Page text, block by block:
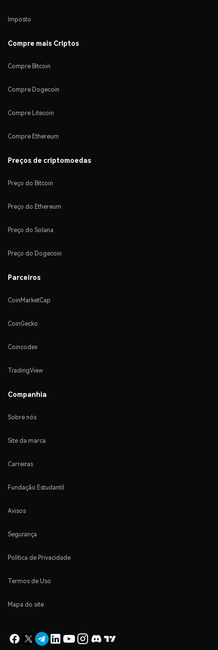
Imposto
Compre mais Criptos
Compre Bitcoin
Compre Dogecoin
Compre Litecoin
Compre Ethereum
Preços de criptomoedas
Preço do Bitcoin
Preço do Ethereum
Preço do Solana
Preço do Dogecoin
Parceiros
CoinMarketCap
CoinGecko
Coincodex
TradingView
Companhia
Sobre nós
Site da marca
Carreiras
Fundação Estudantil
Avisos
Segurança
Política de Privacidade
Termos de Uso
Mapa do site